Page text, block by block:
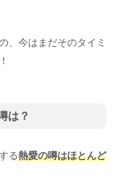
、今はまだそのタイミ
は？
る熱愛の噂はほとんど